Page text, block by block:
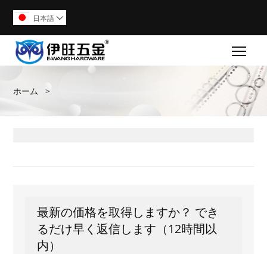
日本語 
ホーム >
最新の価格を取得しますか？ でき
るだけ早く返信します（12時間以
内）